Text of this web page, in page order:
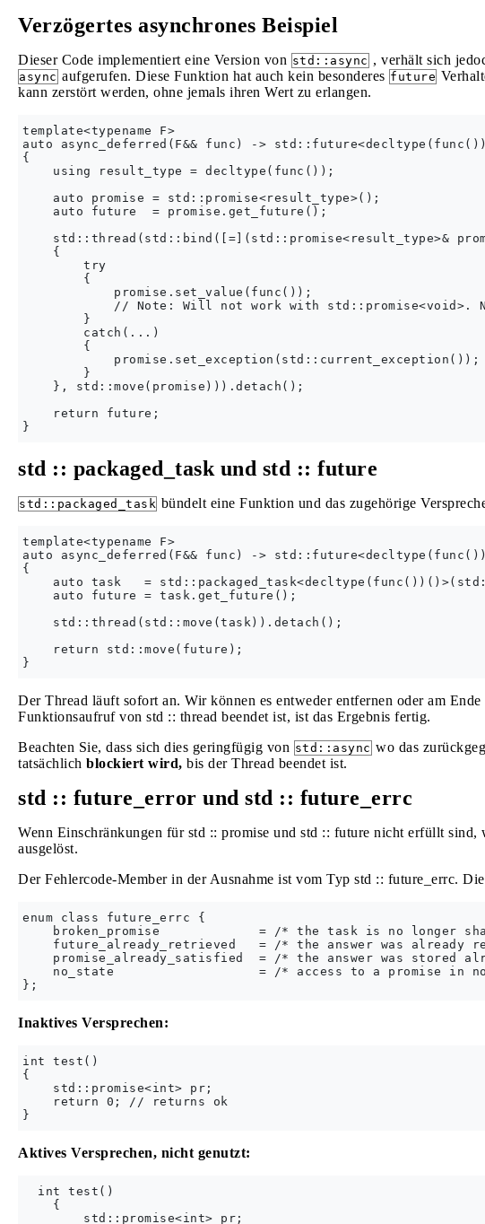
Verzögertes asynchrones Beispiel
Dieser Code implementiert eine Version von std::async , verhält sich
async aufgerufen. Diese Funktion hat auch kein besonderes future
kann zerstört werden, ohne jemals ihren Wert zu erlangen.
template<typename F>
auto async_deferred(F&& func) ->
{
    using result_type = decltype(func());
    auto promise = std::promise<result_type>();
    auto future  = promise.get_future();
std::thread(std::bind([=](std::promise<result_type>&
    {
        try
        {
            promise.set_value(func());
// Note: Will not work with std::promise<void>.
        }
        catch(...)
        {
            promise.set_exception(std::current_exception());
        }
    }, std::move(promise))).detach();
    return future;
std :: packaged_task und std :: future
std::packaged_task bündelt eine Funktion und das zugehörige
template<typename F>
auto async_deferred(F&& func) ->
{
auto task   =
    auto future = task.get_future();
    std::thread(std::move(task)).detach();
    return std::move(future);
Der Thread läuft sofort an. Wir können es entweder entfernen oder am
Funktionsaufruf von std :: thread beendet ist, ist das Ergebnis fertig.
Beachten Sie, dass sich dies geringfügig von std::async wo das
tatsächlich blockiert wird, bis der Thread beendet ist.
std :: future_error und std :: future_errc
Wenn Einschränkungen für std :: promise und std :: future nicht erfüllt
ausgelöst.
Der Fehlercode-Member in der Ausnahme ist vom Typ std :: future_errc.
enum class future_errc {
broken_promise             = /* the task is no longer
future_already_retrieved   = /* the answer was already
promise_already_satisfied  = /* the answer was stored
no_state                   = /* access to a promise in
Inaktives Versprechen:
int test()
{
    std::promise<int> pr;
    return 0; // returns ok
Aktives Versprechen, nicht genutzt:
  int test()
    {
        std::promise<int> pr;